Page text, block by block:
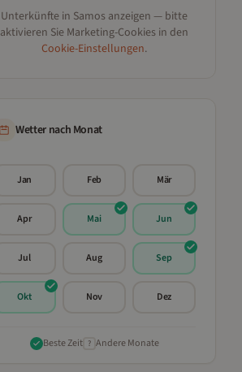
Unterkünfte in Samos anzeigen — bitte
aktivieren Sie Marketing-Cookies in den
Cookie-Einstellungen.
Wetter nach Monat
Jan Feb Mär
Apr Mai Jun
Jul Aug Sep
Okt Nov Dez
Beste Zeit ? Andere Monate